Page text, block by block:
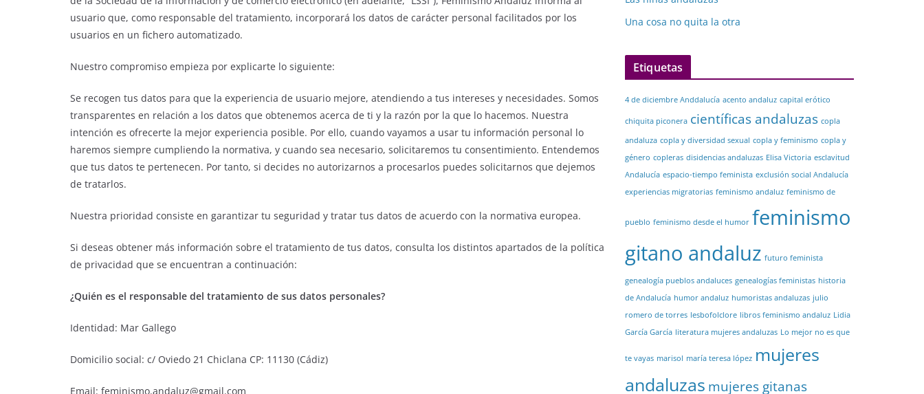
usuario que, como responsable del tratamiento, incorporará los datos de carácter personal facilitados por los
usuarios en un fichero automatizado.
Nuestro compromiso empieza por explicarte lo siguiente:
Se recogen tus datos para que la experiencia de usuario mejore, atendiendo a tus intereses y necesidades. Somos
transparentes en relación a los datos que obtenemos acerca de ti y la razón por la que lo hacemos. Nuestra
intención es ofrecerte la mejor experiencia posible. Por ello, cuando vayamos a usar tu información personal lo
haremos siempre cumpliendo la normativa, y cuando sea necesario, solicitaremos tu consentimiento. Entendemos
que tus datos te pertenecen. Por tanto, si decides no autorizarnos a procesarlos puedes solicitarnos que dejemos
de tratarlos.
Nuestra prioridad consiste en garantizar tu seguridad y tratar tus datos de acuerdo con la normativa europea.
Si deseas obtener más información sobre el tratamiento de tus datos, consulta los distintos apartados de la política
de privacidad que se encuentran a continuación:
¿Quién es el responsable del tratamiento de sus datos personales?
Identidad: Mar Gallego
Domicilio social: c/ Oviedo 21 Chiclana CP: 11130 (Cádiz)
Email: feminismo.andaluz@gmail.com
Una cosa no quita la otra
Etiquetas
4 de diciembre Anddalucía acento andaluz capital erótico
chiquita piconera científicas andaluzas copla
andaluza copla y diversidad sexual copla y feminismo copla y
género copleras disidencias andaluzas Elisa Victoria esclavitud
Andalucía espacio-tiempo feminista exclusión social Andalucía
experiencias migratorias feminismo andaluz feminismo de
pueblo feminismo desde el humor feminismo
gitano andaluz futuro feminista
genealogía pueblos andaluces genealogías feministas historia
de Andalucía humor andaluz humoristas andaluzas julio
romero de torres lesbofolclore libros feminismo andaluz Lidia
García García literatura mujeres andaluzas Lo mejor no es que
te vayas marisol maría teresa lópez mujeres
andaluzas mujeres gitanas